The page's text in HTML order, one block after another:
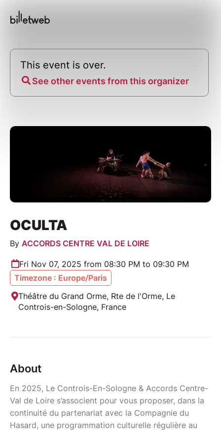
This event is over.
See other events from this organizer
OCULTA
By ACCORDS CENTRE VAL DE LOIRE
Fri Nov 07, 2025 from 08:30 PM to 09:30 PM
Timezone : Europe/Paris
Théâtre du Grand Orme, Rte de l'Orme, Le
Controis-en-Sologne, France
About
En 2025, Le Controis-En-Sologne & Accords Centre-
Val de Loire s’associent pour vous proposer, dans la
continuité du partenariat avec la Compagnie du
Hasard, une programmation culturelle régulière au